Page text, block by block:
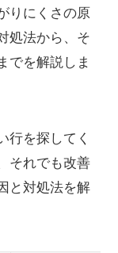
りにくさの原
処法から、そ
でを解説しま
行を探してく
それでも改善
と対処法を解